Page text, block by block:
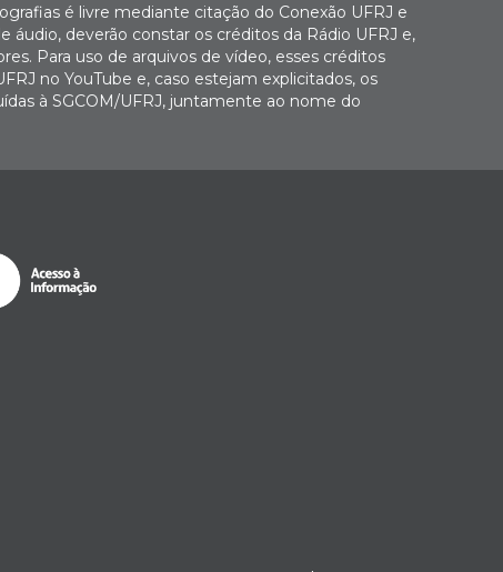
é livre mediante citação do Conexão UFRJ e
áudio, deverão constar os créditos da Rádio UFRJ e,
Para uso de arquivos de vídeo, esses créditos
no YouTube e, caso estejam explicitados, os
à SGCOM/UFRJ, juntamente ao nome do